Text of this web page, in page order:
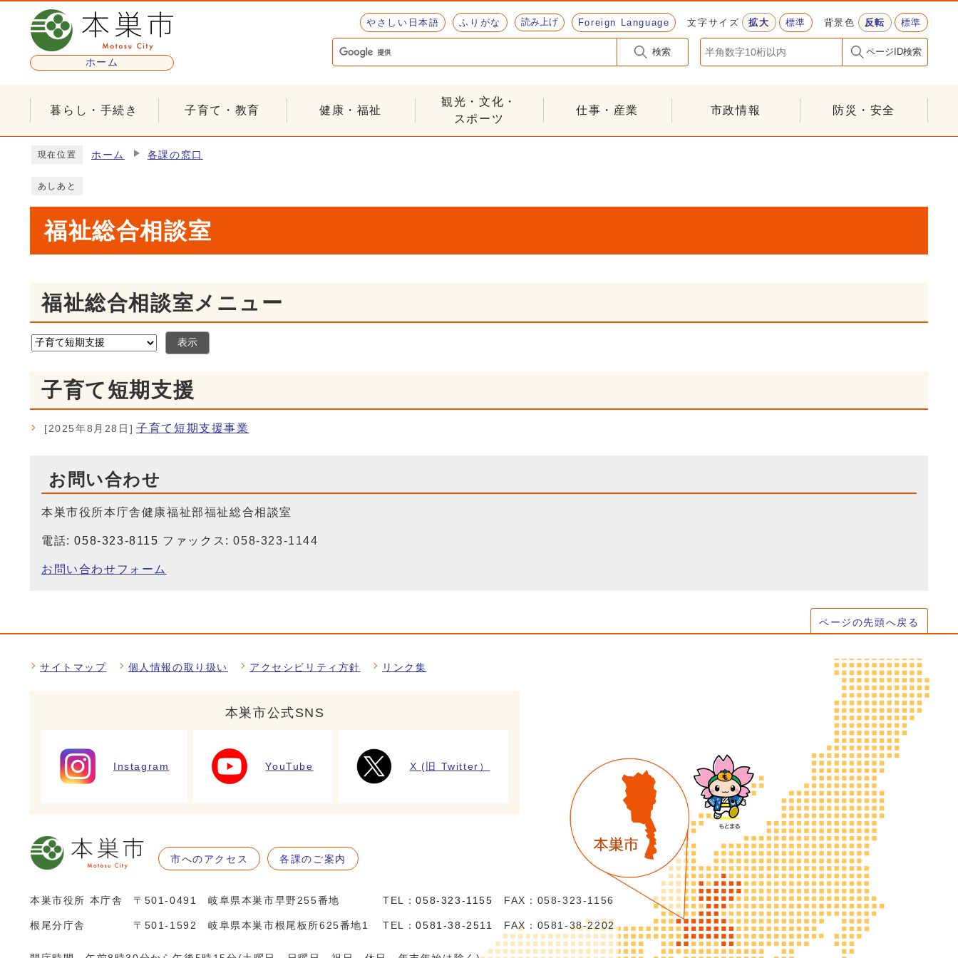
ページの先頭です
ホーム
やさしい日本語 ふりがな 読み上げ Foreign Language 文字サイズ 拡大 標準 背景色 反転 標準
検索 ページID検索
暮らし・手続き 子育て・教育 健康・福祉
観光・文化・
スポーツ
仕事・産業 市政情報 防災・安全
現在位置 ホーム 各課の窓口
あしあと
福祉総合相談室
福祉総合相談室メニュー
表示
子育て短期支援
[2025年8月28日] 子育て短期支援事業
お問い合わせ
本巣市役所本庁舎健康福祉部福祉総合相談室
電話:058-323-8115 ファックス: 058-323-1144
お問い合わせフォーム
ページの先頭へ戻る
サイトマップ 個人情報の取り扱い アクセシビリティ方針 リンク集
本巣市公式SNS
Instagram YouTube X (旧 Twitter）
市へのアクセス 各課のご案内
本巣市役所 本庁舎 〒501-0491 岐阜県本巣市早野255番地 TEL：058-323-1155 FAX：058-323-1156
根尾分庁舎 〒501-1592 岐阜県本巣市根尾板所625番地1 TEL：0581-38-2511 FAX：0581-38-2202